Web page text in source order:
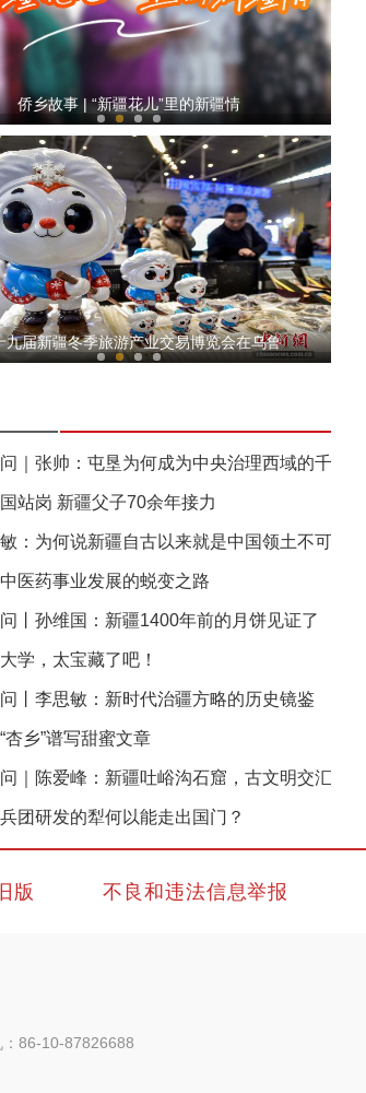
侨乡故事 | “新疆花儿”里的新疆情
故事 | 台湾人洪智明：我在沙漠种出“中
故事 | 当新疆遇见嘻哈：新生代音乐人“
九届新疆冬季旅游产业交易博览会在乌鲁
｜张帅：屯垦为何成为中央治理西域的千
站岗 新疆父子70余年接力
：为何说新疆自古以来就是中国领土不可
医药事业发展的蜕变之路
丨孙维国：新疆1400年前的月饼见证了
学，太宝藏了吧！
丨李思敏：新时代治疆方略的历史镜鉴
杏乡”谱写甜蜜文章
｜陈爱峰：新疆吐峪沟石窟，古文明交汇
团研发的犁何以能走出国门？
版 不良和违法信息举报
：86-10-87826688